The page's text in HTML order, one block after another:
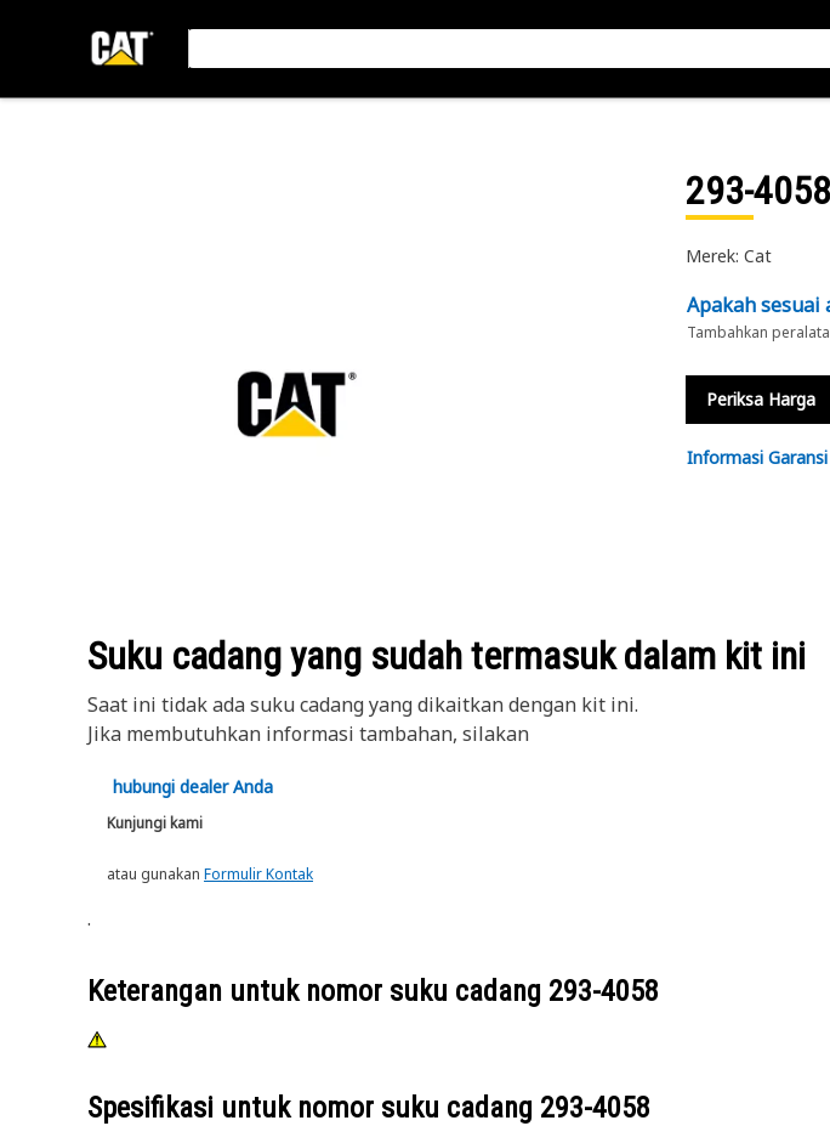
293-4058
Merek: Cat
Apakah
Tambahkan
Periksa Harga
Informasi Garansi
Suku cadang yang sudah termasuk dalam kit ini
Saat ini tidak ada suku cadang yang dikaitkan dengan kit ini.
Jika membutuhkan informasi tambahan, silakan
hubungi dealer Anda
Kunjungi kami
atau gunakan Formulir Kontak
.
Keterangan untuk nomor suku cadang 293-4058
Spesifikasi untuk nomor suku cadang 293-4058